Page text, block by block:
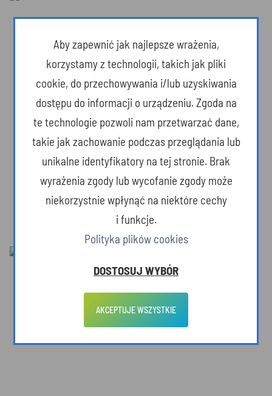
Dzika przyroda
Aby zapewnić jak najlepsze wrażenia,
korzystamy z technologii, takich jak pliki
cookie, do przechowywania i/lub uzyskiwania
dostępu do informacji o urządzeniu. Zgoda na
te technologie pozwoli nam przetwarzać dane,
takie jak zachowanie podczas przeglądania lub
unikalne identyfikatory na tej stronie. Brak
wyrażenia zgody lub wycofanie zgody może
niekorzystnie wpłynąć na niektóre cechy
i funkcje.
Polityka plików cookies
DOSTOSUJ WYBÓR
AKCEPTUJE WSZYSTKIE